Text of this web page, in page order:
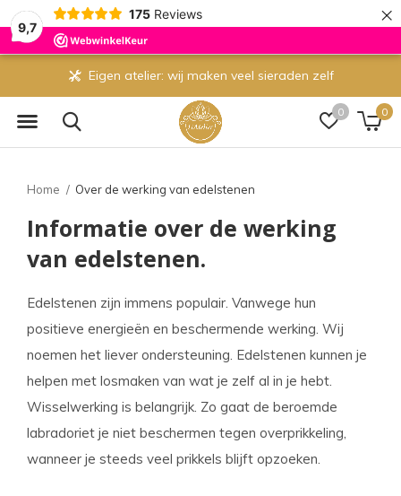
9,7
175 Reviews ×
0 0
Gratis verzending vanaf 70 euro
Home Over de werking van edelstenen
Informatie over de werking
van edelstenen.
Edelstenen zijn immens populair. Vanwege hun
positieve energieën en beschermende werking. Wij
noemen het liever ondersteuning. Edelstenen kunnen je
helpen met losmaken van wat je zelf al in je hebt.
Wisselwerking is belangrijk. Zo gaat de beroemde
labradoriet je niet beschermen tegen overprikkeling,
wanneer je steeds veel prikkels blijft opzoeken.